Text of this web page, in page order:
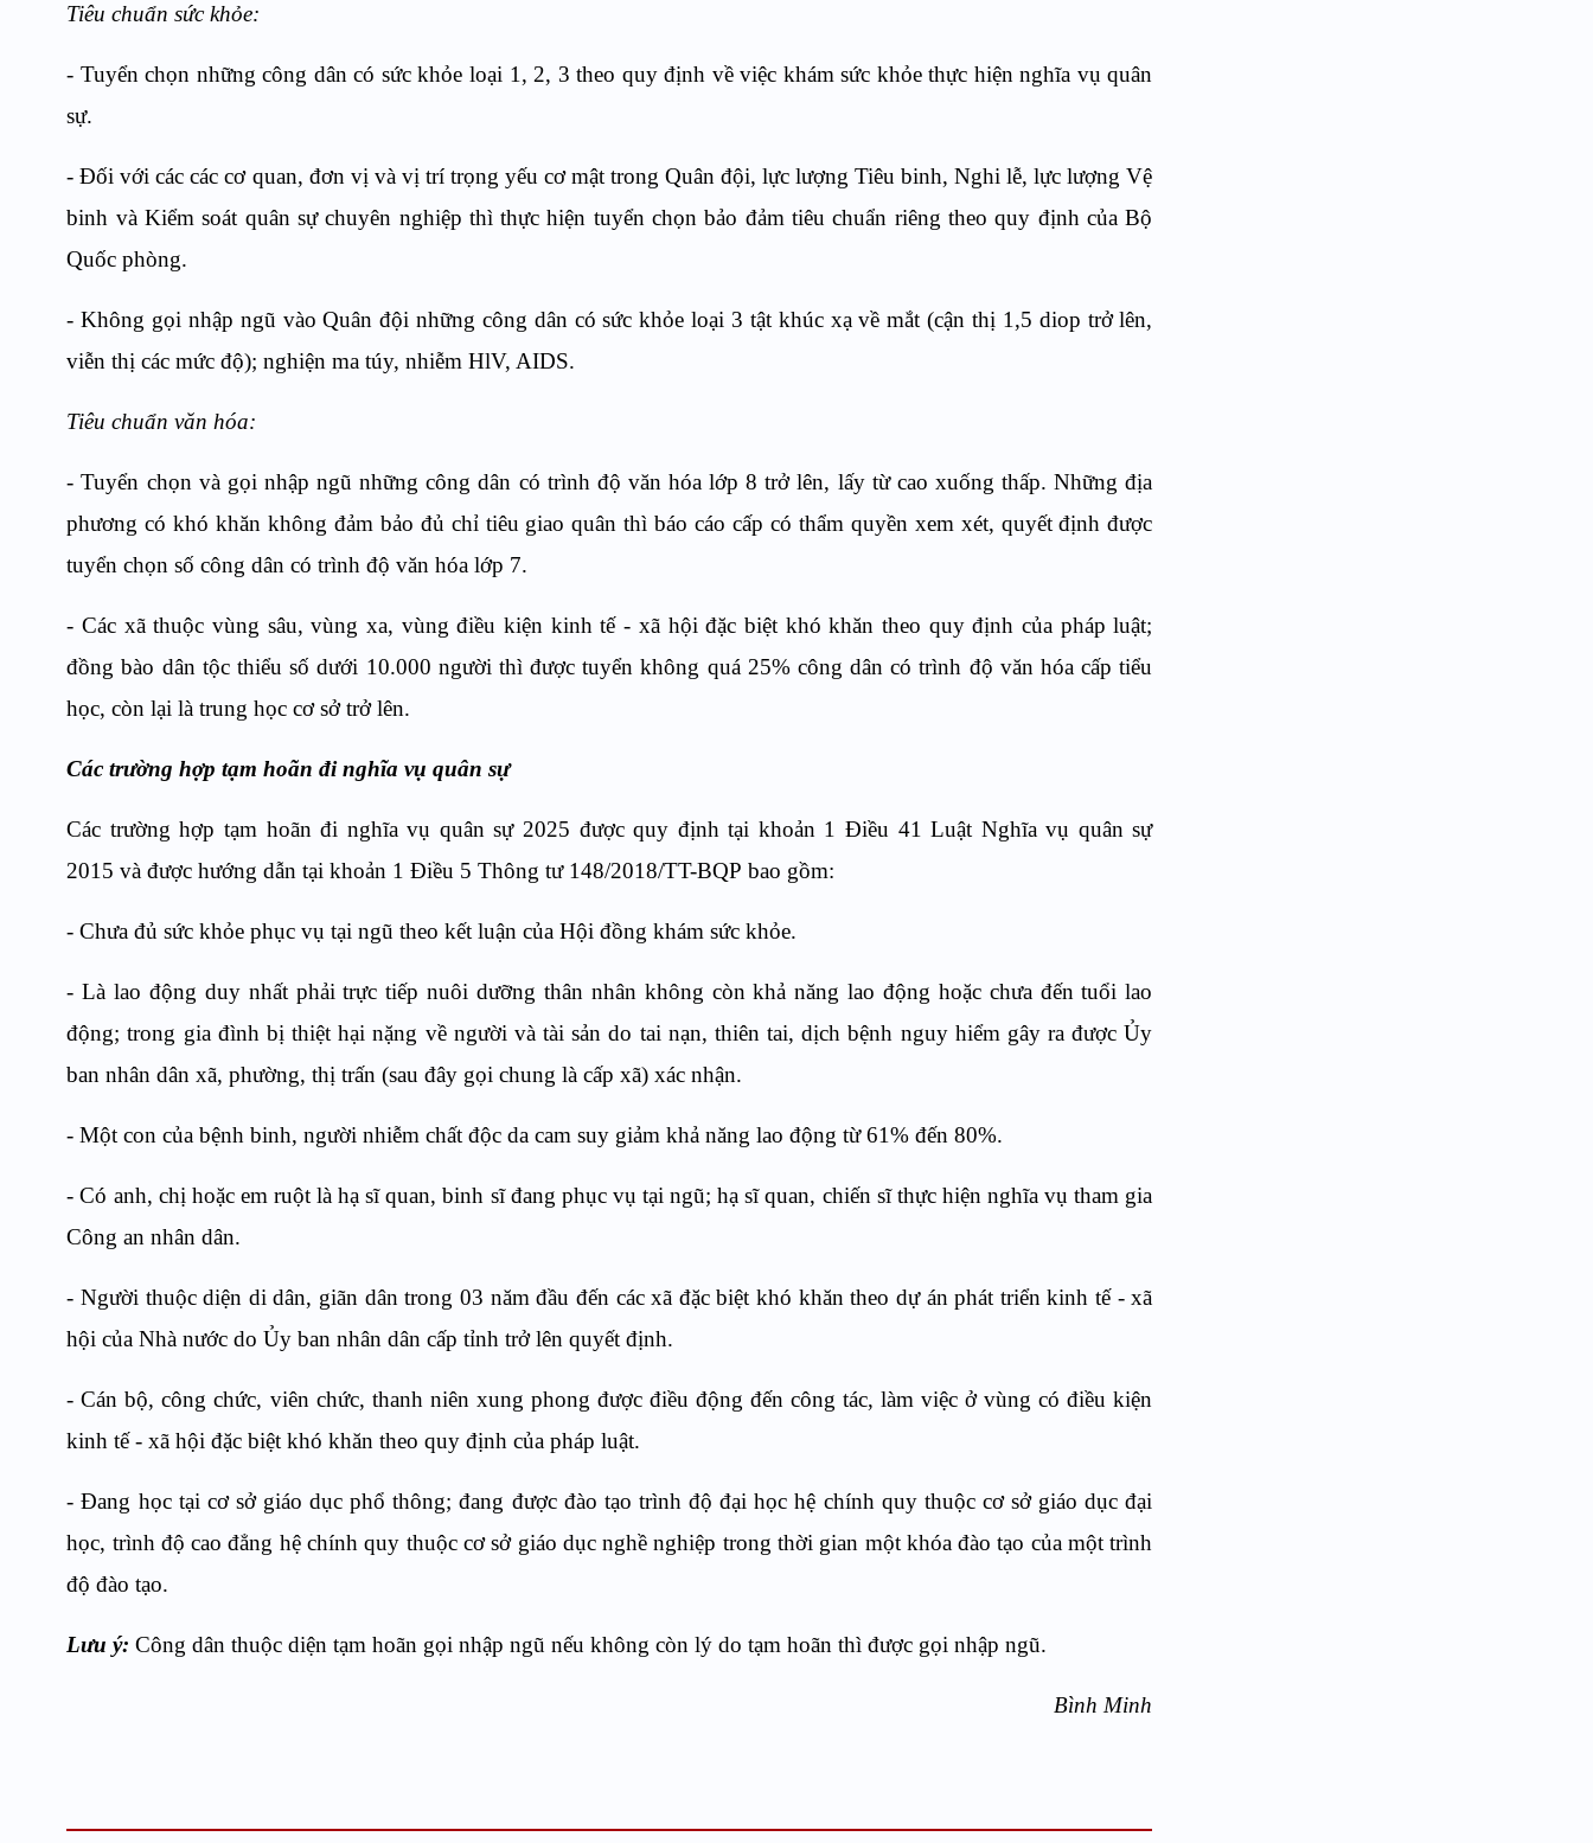
Tiêu chuẩn sức khỏe:
- Tuyển chọn những công dân có sức khỏe loại 1, 2, 3 theo quy định về việc khám sức khỏe thực hiện nghĩa vụ quân
sự.
- Đối với các các cơ quan, đơn vị và vị trí trọng yếu cơ mật trong Quân đội, lực lượng Tiêu binh, Nghi lễ, lực lượng Vệ
binh và Kiểm soát quân sự chuyên nghiệp thì thực hiện tuyển chọn bảo đảm tiêu chuẩn riêng theo quy định của Bộ
Quốc phòng.
- Không gọi nhập ngũ vào Quân đội những công dân có sức khỏe loại 3 tật khúc xạ về mắt (cận thị 1,5 diop trở lên,
viễn thị các mức độ); nghiện ma túy, nhiễm HlV, AIDS.
Tiêu chuẩn văn hóa:
- Tuyển chọn và gọi nhập ngũ những công dân có trình độ văn hóa lớp 8 trở lên, lấy từ cao xuống thấp. Những địa
phương có khó khăn không đảm bảo đủ chỉ tiêu giao quân thì báo cáo cấp có thẩm quyền xem xét, quyết định được
tuyển chọn số công dân có trình độ văn hóa lớp 7.
- Các xã thuộc vùng sâu, vùng xa, vùng điều kiện kinh tế - xã hội đặc biệt khó khăn theo quy định của pháp luật;
đồng bào dân tộc thiểu số dưới 10.000 người thì được tuyển không quá 25% công dân có trình độ văn hóa cấp tiểu
học, còn lại là trung học cơ sở trở lên.
Các trường hợp tạm hoãn đi nghĩa vụ quân sự
Các trường hợp tạm hoãn đi nghĩa vụ quân sự 2025 được quy định tại khoản 1 Điều 41 Luật Nghĩa vụ quân sự
2015 và được hướng dẫn tại khoản 1 Điều 5 Thông tư 148/2018/TT-BQP bao gồm:
- Chưa đủ sức khỏe phục vụ tại ngũ theo kết luận của Hội đồng khám sức khỏe.
- Là lao động duy nhất phải trực tiếp nuôi dưỡng thân nhân không còn khả năng lao động hoặc chưa đến tuổi lao
động; trong gia đình bị thiệt hại nặng về người và tài sản do tai nạn, thiên tai, dịch bệnh nguy hiểm gây ra được Ủy
ban nhân dân xã, phường, thị trấn (sau đây gọi chung là cấp xã) xác nhận.
- Một con của bệnh binh, người nhiễm chất độc da cam suy giảm khả năng lao động từ 61% đến 80%.
- Có anh, chị hoặc em ruột là hạ sĩ quan, binh sĩ đang phục vụ tại ngũ; hạ sĩ quan, chiến sĩ thực hiện nghĩa vụ tham gia
Công an nhân dân.
- Người thuộc diện di dân, giãn dân trong 03 năm đầu đến các xã đặc biệt khó khăn theo dự án phát triển kinh tế - xã
hội của Nhà nước do Ủy ban nhân dân cấp tỉnh trở lên quyết định.
- Cán bộ, công chức, viên chức, thanh niên xung phong được điều động đến công tác, làm việc ở vùng có điều kiện
kinh tế - xã hội đặc biệt khó khăn theo quy định của pháp luật.
- Đang học tại cơ sở giáo dục phổ thông; đang được đào tạo trình độ đại học hệ chính quy thuộc cơ sở giáo dục đại
học, trình độ cao đẳng hệ chính quy thuộc cơ sở giáo dục nghề nghiệp trong thời gian một khóa đào tạo của một trình
độ đào tạo.
Lưu ý: Công dân thuộc diện tạm hoãn gọi nhập ngũ nếu không còn lý do tạm hoãn thì được gọi nhập ngũ.
Bình Minh